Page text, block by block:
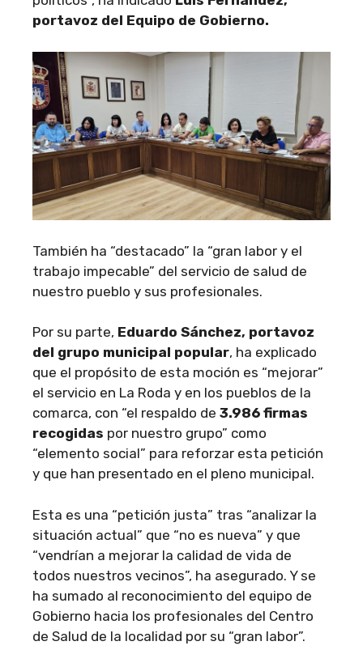
portavoz del Equipo de Gobierno.
También ha “destacado” la “gran labor y el
trabajo impecable” del servicio de salud de
nuestro pueblo y sus profesionales.
Por su parte, Eduardo Sánchez, portavoz
del grupo municipal popular, ha explicado
que el propósito de esta moción es “mejorar”
el servicio en La Roda y en los pueblos de la
comarca, con “el respaldo de 3.986 firmas
recogidas por nuestro grupo” como
“elemento social” para reforzar esta petición
y que han presentado en el pleno municipal.
Esta es una “petición justa” tras “analizar la
situación actual” que “no es nueva” y que
“vendrían a mejorar la calidad de vida de
todos nuestros vecinos”, ha asegurado. Y se
ha sumado al reconocimiento del equipo de
Gobierno hacia los profesionales del Centro
de Salud de la localidad por su “gran labor”.